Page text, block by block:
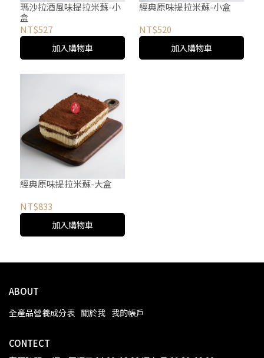
瑪沙拉酒風味提拉米蘇-小
盒
NT$527
加入購物車
經典原味提拉米蘇-小盒
NT$520
加入購物車
經典原味提拉米蘇-大盒
NT$833
加入購物車
ABOUT
全產品營養成分表 關於我 我的帳戶
CONTECT